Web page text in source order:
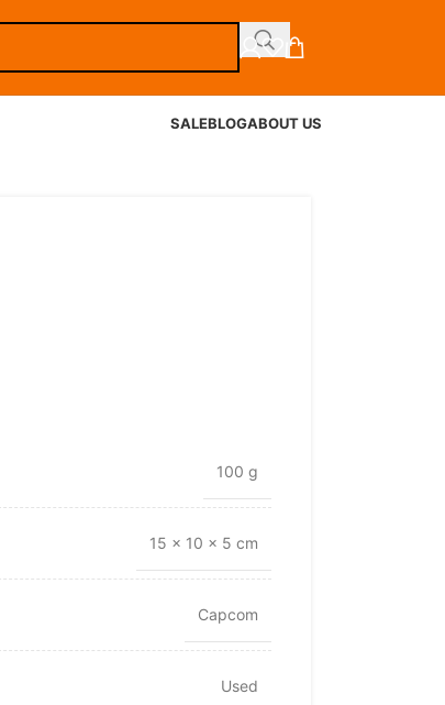
SALEBLOGABOUT US
100 g
15 × 10 × 5 cm
Capcom
Used